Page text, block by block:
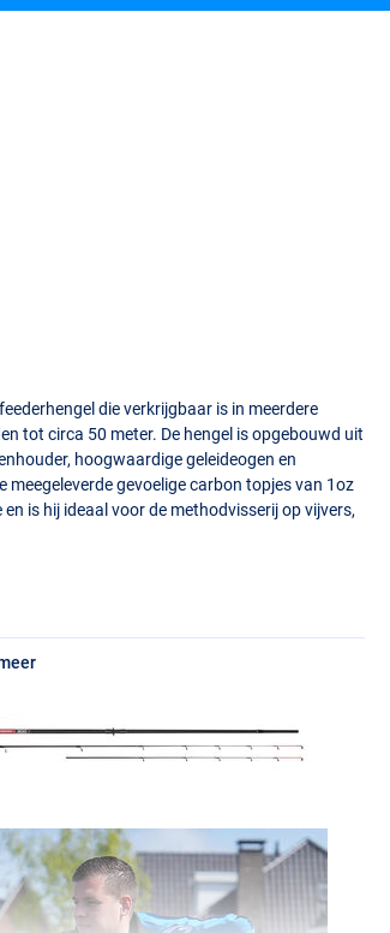
die verkrijgbaar is in meerdere
tot circa 50 meter. De hengel is opgebouwd uit
hoogwaardige geleideogen en
meegeleverde gevoelige carbon topjes van 1oz
is hij ideaal voor de methodvisserij op vijvers,